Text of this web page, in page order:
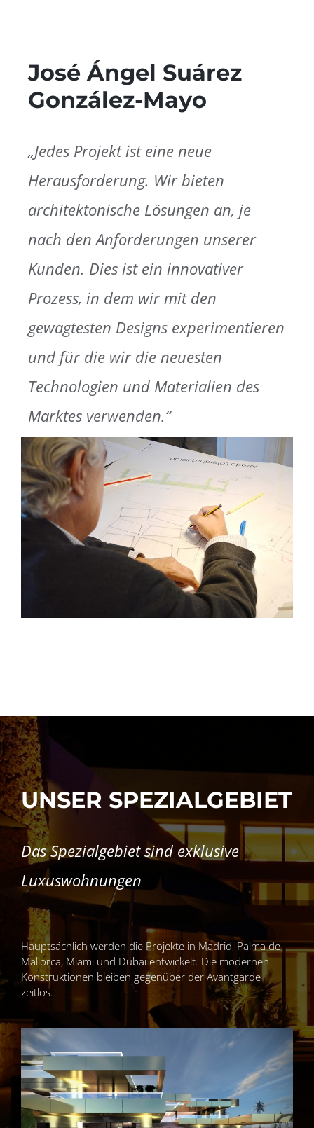
José Ángel Suárez
González-Mayo
„Jedes Projekt ist eine neue
Herausforderung. Wir bieten
architektonische Lösungen an, je
nach den Anforderungen unserer
Kunden. Dies ist ein innovativer
Prozess, in dem wir mit den
gewagtesten Designs experimentieren
und für die wir die neuesten
Technologien und Materialien des
Marktes verwenden.“
UNSER SPEZIALGEBIET
Das Spezialgebiet sind exklusive
Luxuswohnungen
Hauptsächlich werden die Projekte in Madrid, Palma de
Mallorca, Miami und Dubai entwickelt. Die modernen
Konstruktionen bleiben gegenüber der Avantgarde
zeitlos.